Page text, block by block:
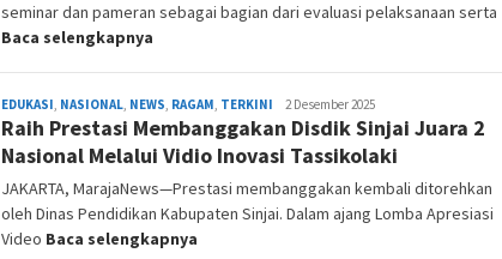
seminar dan pameran sebagai bagian dari evaluasi pelaksanaan serta
Baca selengkapnya
EDUKASI, NASIONAL, NEWS, RAGAM, TERKINI Admin
Redaksi
2 Desember 2025
Raih Prestasi Membanggakan Disdik Sinjai Juara 2
Nasional Melalui Vidio Inovasi Tassikolaki
JAKARTA, MarajaNews—Prestasi membanggakan kembali ditorehkan
oleh Dinas Pendidikan Kabupaten Sinjai. Dalam ajang Lomba Apresiasi
Video Baca selengkapnya